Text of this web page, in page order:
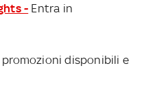
- Entra in
promozioni disponibili e